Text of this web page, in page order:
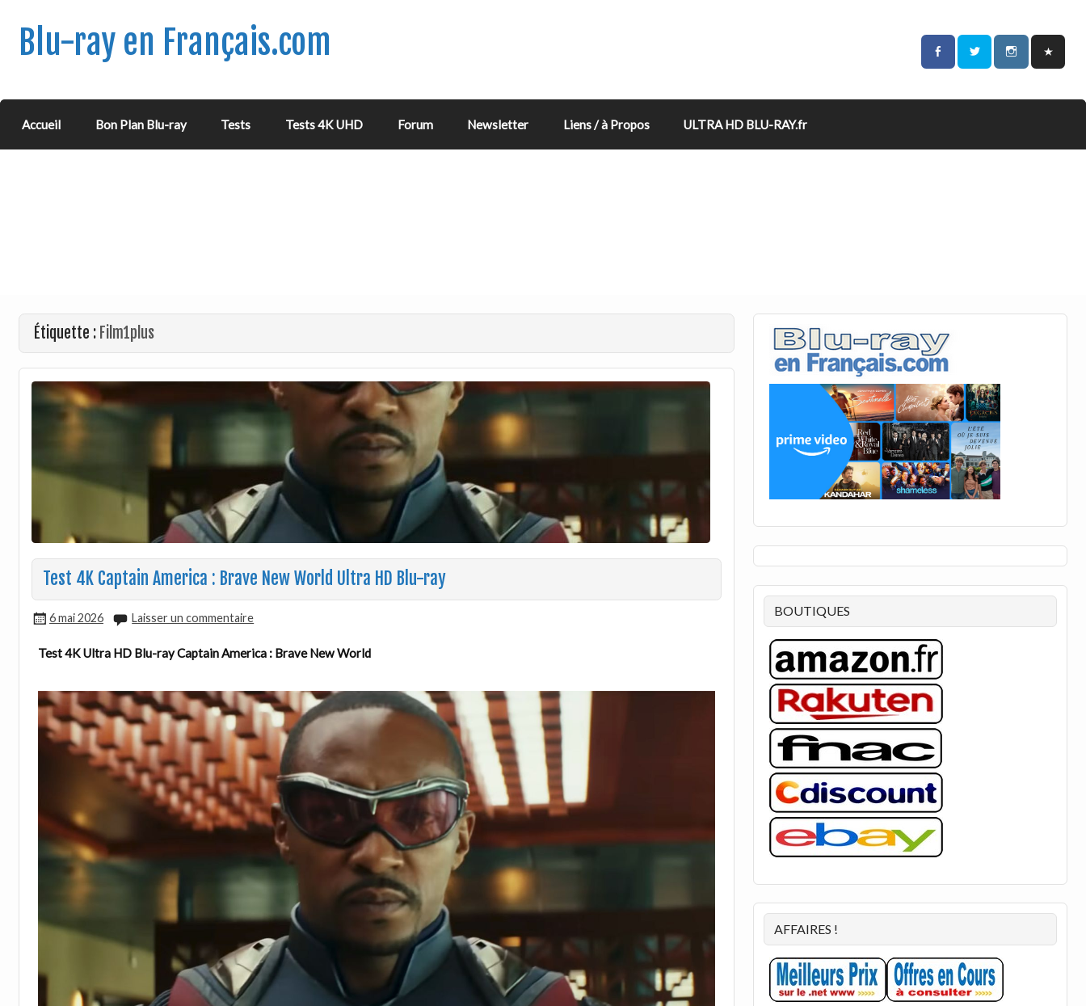
Blu-ray en Français.com
Accueil Bon Plan Blu-ray Tests Tests 4K UHD Forum Newsletter Liens / à Propos ULTRA HD BLU-RAY.fr
Étiquette : Film1plus
Test 4K Captain America : Brave New World Ultra HD Blu-ray
6 mai 2026 Laisser un commentaire
Test 4K Ultra HD Blu-ray Captain America : Brave New World
BOUTIQUES
AFFAIRES !